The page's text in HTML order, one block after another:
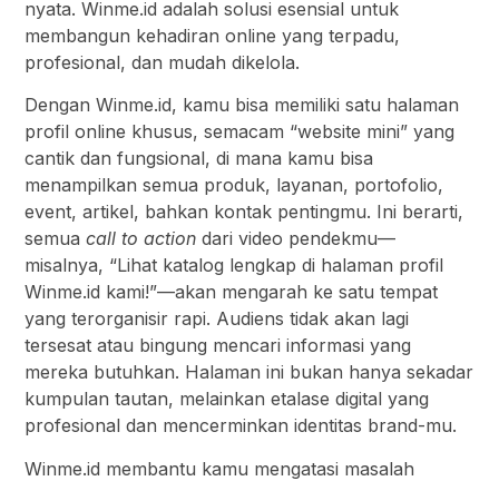
nyata. Winme.id adalah solusi esensial untuk
membangun kehadiran online yang terpadu,
profesional, dan mudah dikelola.
Dengan Winme.id, kamu bisa memiliki satu halaman
profil online khusus, semacam “website mini” yang
cantik dan fungsional, di mana kamu bisa
menampilkan semua produk, layanan, portofolio,
event, artikel, bahkan kontak pentingmu. Ini berarti,
semuacall to action dari video pendekmu—
misalnya, “Lihat katalog lengkap di halaman profil
Winme.id kami!”—akan mengarah ke satu tempat
yang terorganisir rapi. Audiens tidak akan lagi
tersesat atau bingung mencari informasi yang
mereka butuhkan. Halaman ini bukan hanya sekadar
kumpulan tautan, melainkan etalase digital yang
profesional dan mencerminkan identitas brand-mu.
Winme.id membantu kamu mengatasi masalah